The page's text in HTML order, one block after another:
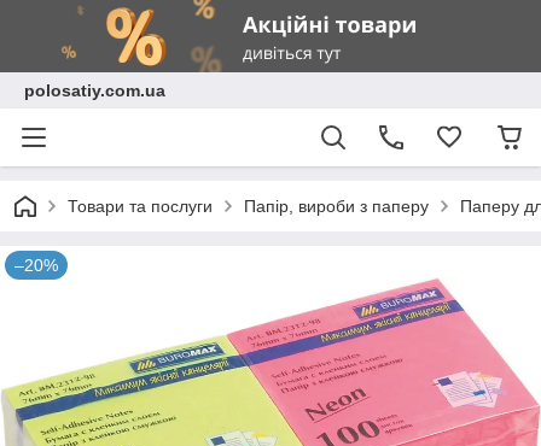
polosatiy.com.ua
Товари та послуги Папір, вироби з паперу Паперу
–20%